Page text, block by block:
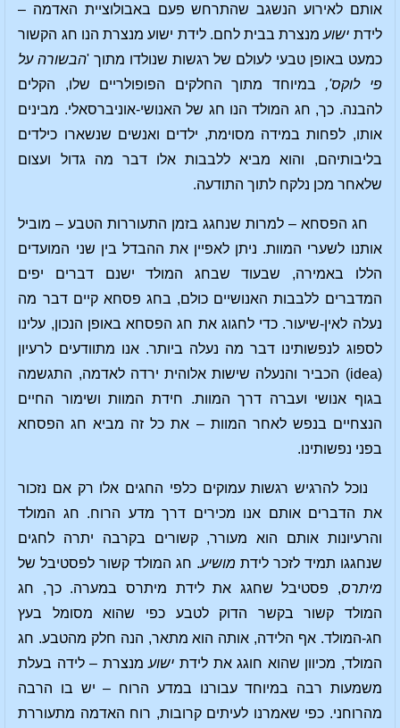
אותם לאירוע הנשגב שהתרחש פעם באבולוציית האדמה –
לידת ישועמנצרת בבית לחם. לידת ישוע מנצרת הנו חג הקשור
כמעט באופן טבעי לעולם של רגשות שנולדו מתוך 'הבשורה על
פי לוקס', במיוחד מתוך החלקים הפופולריים שלו, הקלים
להבנה. כך, חג המולד הנו חג של האנושי-אוניברסאלי. מבינים
אותו, לפחות במידה מסוימת, ילדים ואנשים שנשארו כילדים
בליבותיהם, והוא מביא ללבבות אלו דבר מה גדול ועצום
שלאחר מכן נלקח לתוך התודעה.
חג הפסחא – למרות שנחגג בזמן התעוררות הטבע – מוביל
אותנו לשערי המוות. ניתן לאפיין את ההבדל בין שני המועדים
הללו באמירה, שבעוד שבחג המולד ישנם דברים יפים
המדברים ללבבות האנושיים כולם, בחג פסחא קיים דבר מה
נעלה לאין-שיעור. כדי לחגוג את חג הפסחא באופן הנכון, עלינו
לספוג לנפשותינו דבר מה נעלה ביותר. אנו מתוודעים לרעיון
(idea) הכביר והנעלה שישות אלוהית ירדה לאדמה, התגשמה
בגוף אנושי ועברה דרך המוות. חידת המוות ושימור החיים
הנצחיים בנפש לאחר המוות – את כל זה מביא חג הפסחא
בפני נפשותינו.
נוכל להרגיש רגשות עמוקים כלפי החגים אלו רק אם נזכור
את הדברים אותם אנו מכירים דרך מדע הרוח. חג המולד
והרעיונות אותם הוא מעורר, קשורים בקרבה יתרה לחגים
שנחגגו תמיד לזכר לידת מושיע. חג המולד קשור לפסטיבל של
מיתרס, פסטיבל שחגג את לידת מיתרס במערה. כך, חג
המולד קשור בקשר הדוק לטבע כפי שהוא מסומל בעץ
חג-המולד. אף הלידה, אותה הוא מתאר, הנה חלק מהטבע. חג
המולד, מכיוון שהוא חוגג את לידת ישועמנצרת – לידה בעלת
משמעות רבה במיוחד עבורנו במדע הרוח – יש בו הרבה
מהרוחני. כפי שאמרנו לעיתים קרובות, רוח האדמה מתעוררת